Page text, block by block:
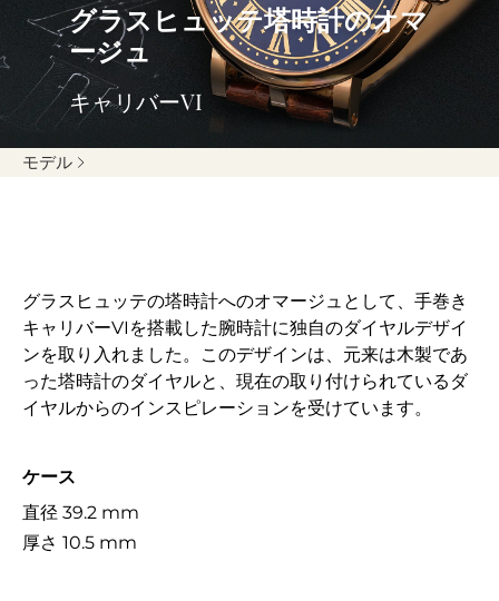
グラスヒュッテ塔時計のオマ
ージュ
キャリバーVI
モデル
グラスヒュッテの塔時計へのオマージュとして、手巻き
キャリバーVIを搭載した腕時計に独自のダイヤルデザイ
ンを取り入れました。このデザインは、元来は木製であ
った塔時計のダイヤルと、現在の取り付けられているダ
イヤルからのインスピレーションを受けています。
ケース
直径 39.2 mm
厚さ 10.5 mm